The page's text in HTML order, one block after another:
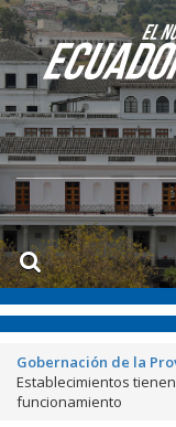
Gobernación de la
Establecimientos
funcionamiento